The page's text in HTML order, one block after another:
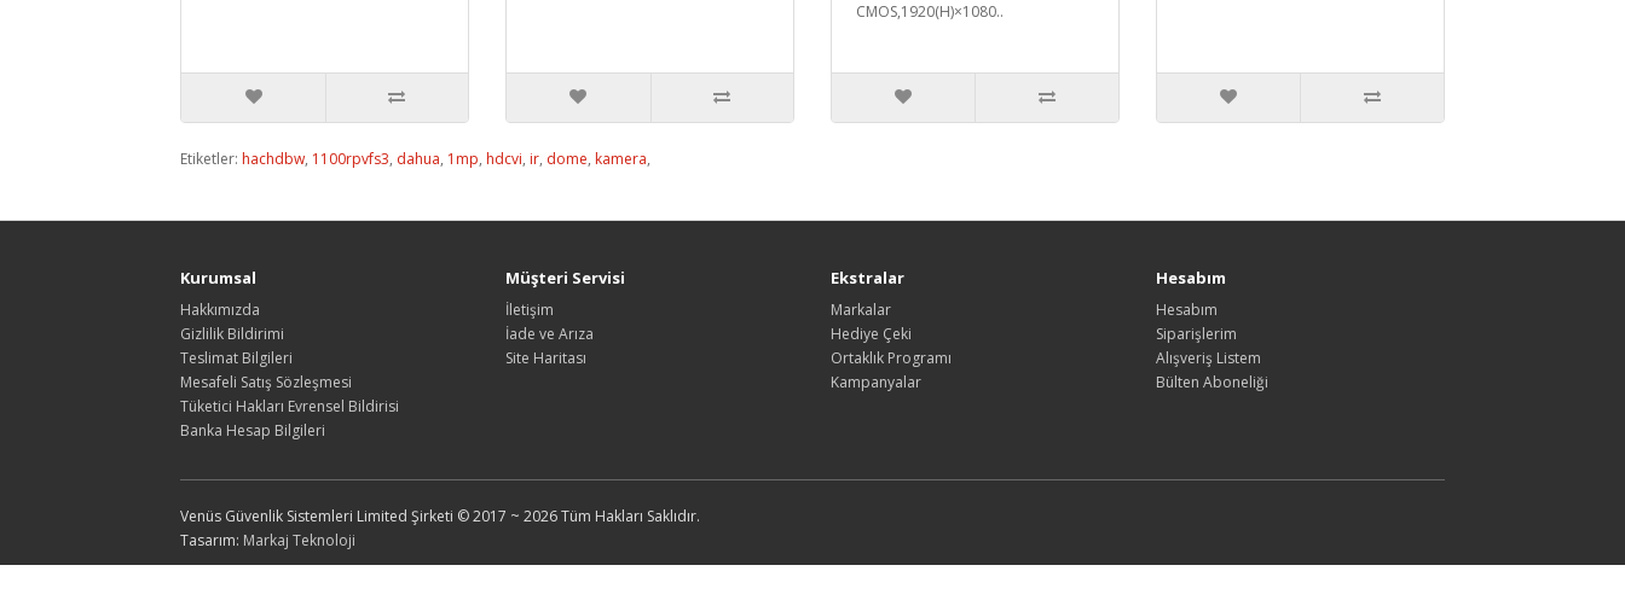
CMOS,1920(H)×1080..
Etiketler: hachdbw, 1100rpvfs3, dahua, 1mp, hdcvi, ir, dome, kamera,
Kurumsal
Hakkımızda
Gizlilik Bildirimi
Teslimat Bilgileri
Mesafeli Satış Sözleşmesi
Tüketici Hakları Evrensel Bildirisi
Banka Hesap Bilgileri
Müşteri Servisi
İletişim
İade ve Arıza
Site Haritası
Ekstralar
Markalar
Hediye Çeki
Ortaklık Programı
Kampanyalar
Hesabım
Hesabım
Siparişlerim
Alışveriş Listem
Bülten Aboneliği
Venüs Güvenlik Sistemleri Limited Şirketi © 2017 ~ 2026 Tüm Hakları Saklıdır.
Tasarım: Markaj Teknoloji